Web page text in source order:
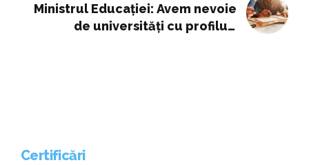
Ministrul Educației: Avem nevoie
de universități cu profiluri
Certificări